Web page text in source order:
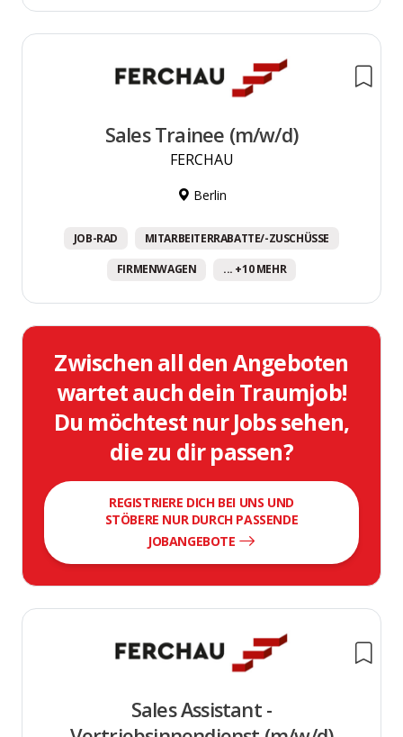
Sales Trainee (m/w/d)
FERCHAU
Berlin
JOB-RAD MITARBEITERRABATTE/-ZUSCHÜSSE
FIRMENWAGEN ... +10 MEHR
Zwischen all den Angeboten
wartet auch dein Traumjob!
Du möchtest nur Jobs sehen,
die zu dir passen?
REGISTRIERE DICH BEI UNS UND
STÖBERE NUR DURCH PASSENDE
JOBANGEBOTE
Sales Assistant -